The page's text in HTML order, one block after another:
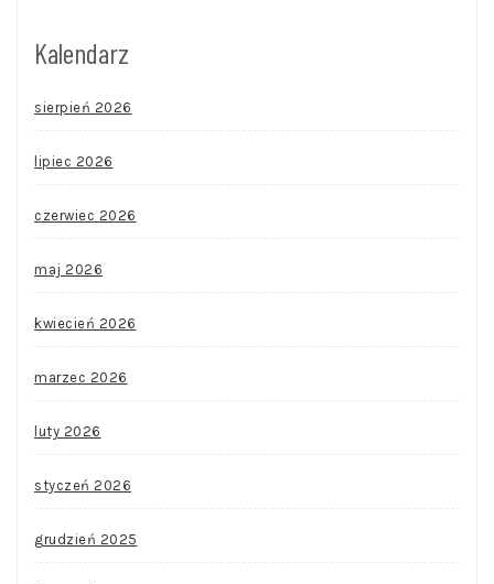
Kalendarz
sierpień 2026
lipiec 2026
czerwiec 2026
maj 2026
kwiecień 2026
marzec 2026
luty 2026
styczeń 2026
grudzień 2025